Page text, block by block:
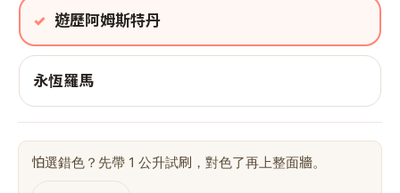
遊歷阿姆斯特丹
永恆羅馬
怕選錯色？先帶 1 公升試刷，對色了再上整面牆。